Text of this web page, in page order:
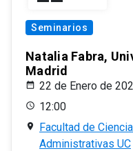
Seminarios
Natalia Fabra,
Madrid
22 de Enero de
12:00
Facultad de
Administrativas UC